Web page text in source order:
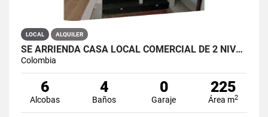
LOCAL ALQUILER
SE ARRIENDA CASA LOCAL COMERCIAL DE 2 NIVELES EN LA CANDELARIA
Colombia
6
Alcobas
4
Baños
0
Garaje
225
Área m2